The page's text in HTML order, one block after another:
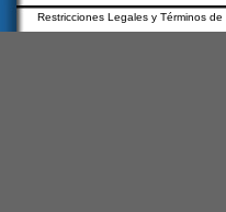
Restricciones Legales y Términos de